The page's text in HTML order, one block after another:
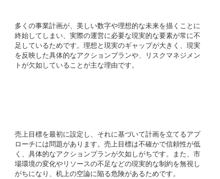
多くの事業計画が、美しい数字や理想的な未来を描くことに
終始してしまい、実際の運営に必要な現実的な要素が常に不
足しているためです。理想と現実のギャップが大きく、現実
を反映した具体的なアクションプランや、リスクマネジメン
トが欠如していることが主な理由です。
売上目標を最初に設定し、それに基づいて計画を立てるアプ
ローチには問題があります。売上目標は不確かで信頼性が低
く、具体的なアクションプランが欠如しがちです。また、市
場環境の変化やリソースの不足などの現実的な制約を無視し
がちになり、机上の空論に陥る危険があるためです。